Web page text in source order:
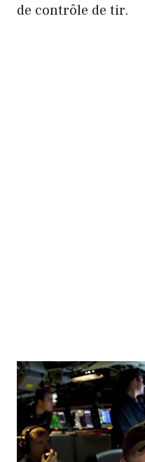
de contrôle de tir.